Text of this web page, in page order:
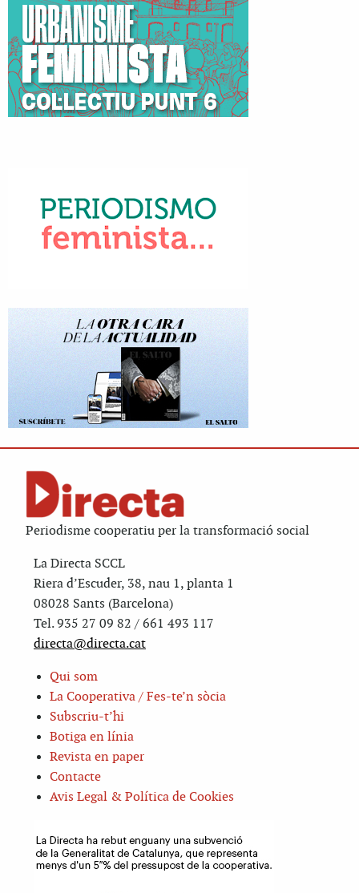
Periodisme cooperatiu per la transformació social
La Directa SCCL
Riera d’Escuder, 38, nau 1, planta 1
08028 Sants (Barcelona)
Tel. 935 27 09 82 / 661 493 117
directa@directa.cat
Qui som
La Cooperativa / Fes-te’n sòcia
Subscriu-t’hi
Botiga en línia
Revista en paper
Contacte
Avis Legal & Política de Cookies